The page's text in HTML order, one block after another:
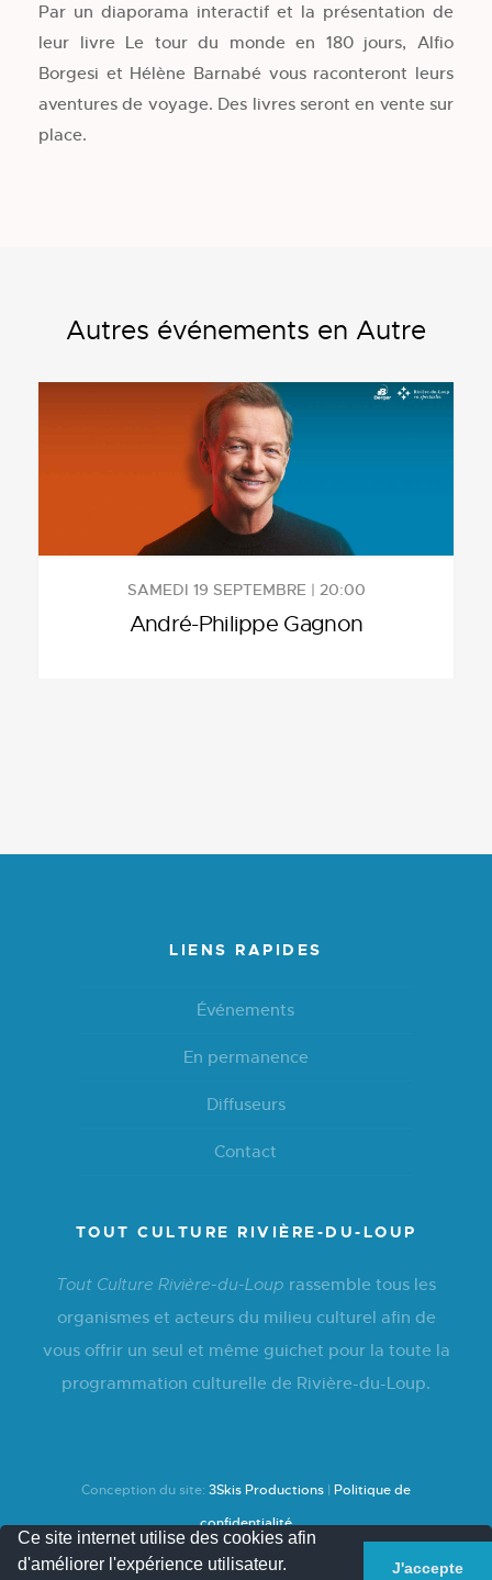
Par un diaporama interactif et la présentation de
leur livre Le tour du monde en 180 jours, Alfio
Borgesi et Hélène Barnabé vous raconteront leurs
aventures de voyage. Des livres seront en vente sur
place.
Autres événements en Autre
SAMEDI 19 SEPTEMBRE | 20:00
André-Philippe Gagnon
LIENS RAPIDES
Événements
En permanence
Diffuseurs
Contact
TOUT CULTURE RIVIÈRE-DU-LOUP
Tout Culture Rivière-du-Loup rassemble tous les
organismes et acteurs du milieu culturel afin de
vous offrir un seul et même guichet pour la toute la
programmation culturelle de Rivière-du-Loup.
Conception du site: 3Skis Productions | Politique de
confidentialité
Ce site internet utilise des cookies afin
d'améliorer l'expérience utilisateur.
J'accepte